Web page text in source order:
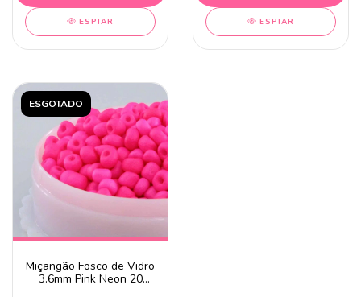
ESPIAR ESPIAR
ESGOTADO
Miçangão Fosco de Vidro
3.6mm Pink Neon 20